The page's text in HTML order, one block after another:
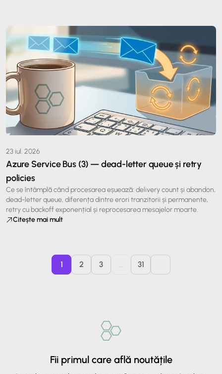
23 iul. 2026
Azure Service Bus (3) — dead-letter queue și retry
policies
Ce se întâmplă când procesarea eșuează: delivery count și abandon,
dead-letter queue, diferența dintre erori tranzitorii și permanente,
retry cu backoff exponențial și reprocesarea mesajelor moarte.
Citește mai mult
1 2 3 31
Fii primul care află noutățile